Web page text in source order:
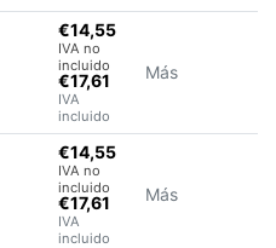
€14,55
IVA no
incluido
€17,61
IVA
incluido
Más
€14,55
IVA no
incluido
€17,61
IVA
incluido
Más